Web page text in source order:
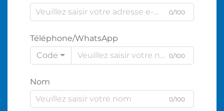
0/100
Téléphone/WhatsApp
Code
0/100
Nom
0/100